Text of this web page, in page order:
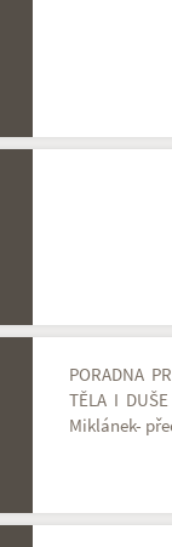
PORADNA
TĚLA I
Miklánek-